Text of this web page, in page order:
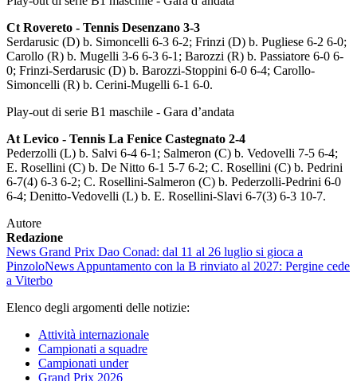
Ct Rovereto - Tennis Desenzano 3-3
Serdarusic (D) b. Simoncelli 6-3 6-2; Frinzi (D) b. Pugliese 6-2 6-0;
Carollo (R) b. Mugelli 3-6 6-3 6-1; Barozzi (R) b. Passiatore 6-0 6-
0; Frinzi-Serdarusic (D) b. Barozzi-Stoppini 6-0 6-4; Carollo-
Simoncelli (R) b. Cerini-Mugelli 6-1 6-0.
Play-out di serie B1 maschile - Gara d’andata
At Levico - Tennis La Fenice Castegnato 2-4
Pederzolli (L) b. Salvi 6-4 6-1; Salmeron (C) b. Vedovelli 7-5 6-4;
E. Rosellini (C) b. De Nitto 6-1 5-7 6-2; C. Rosellini (C) b. Pedrini
6-7(4) 6-3 6-2; C. Rosellini-Salmeron (C) b. Pederzolli-Pedrini 6-0
6-4; Denitto-Vedovelli (L) b. E. Rosellini-Slavi 6-7(3) 6-3 10-7.
Autore
Redazione
News Grand Prix Dao Conad: dal 11 al 26 luglio si gioca a
PinzoloNews Appuntamento con la B rinviato al 2027: Pergine cede
a Viterbo
Elenco degli argomenti delle notizie:
Attività internazionale
Campionati a squadre
Campionati under
Grand Prix 2026